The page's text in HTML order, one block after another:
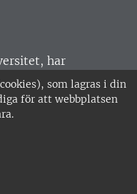
som lagras i din
för att webbplatsen
har
Huvudorter är
SLU är
•
2817 •
av